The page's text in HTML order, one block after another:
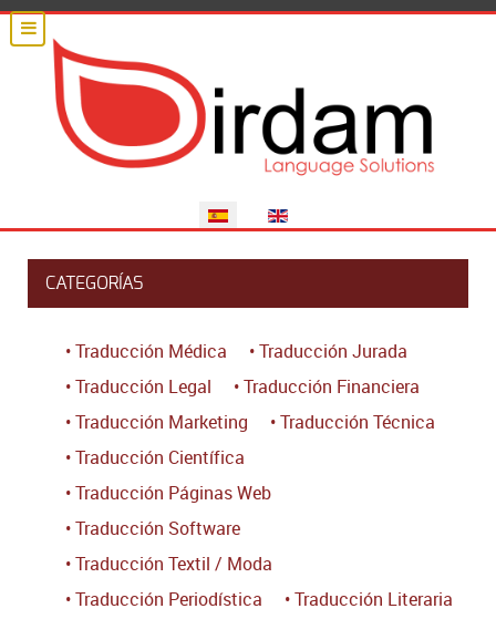
CATEGORÍAS
• Traducción Médica
• Traducción Jurada
• Traducción Legal
• Traducción Financiera
• Traducción Marketing
• Traducción Técnica
• Traducción Científica
• Traducción Páginas Web
• Traducción Software
• Traducción Textil / Moda
• Traducción Periodística
• Traducción Literaria